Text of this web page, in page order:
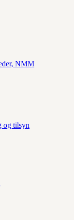
NMM
og tilsyn